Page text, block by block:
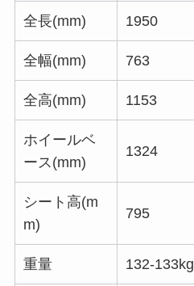
全長(mm) 1950
全幅(mm) 763
全高(mm) 1153
ホイールベ
ース(mm)
1324
シート高(m
m)
795
重量 132-133kg